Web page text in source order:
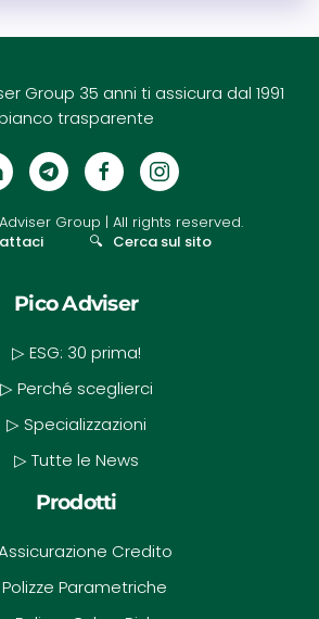
Group | All rights reserved.
🔍 Cerca sul sito
Pico Adviser
▷ ESG: 30 prima!
▷ Perché sceglierci
▷ Specializzazioni
▷ Tutte le News
Prodotti
Credito
Parametriche